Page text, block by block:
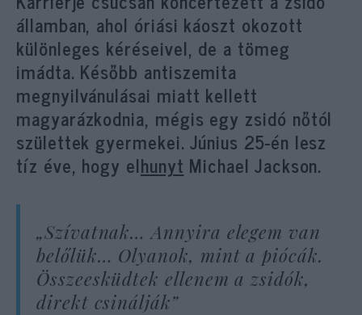
államban, ahol óriási káoszt okozott
különleges kéréseivel, de a tömeg
imádta. Később antiszemita
megnyilvánulásai miatt kellett
magyarázkodnia, mégis egy zsidó nőtól
születtek gyermekei. Június 25-én lesz
tíz éve, hogy elhunyt Michael Jackson.
„Szívatnak… Annyira elegem van
belőlük… Olyanok, mint a piócák.
Összeesküdtek ellenem a zsidók,
direkt csinálják”